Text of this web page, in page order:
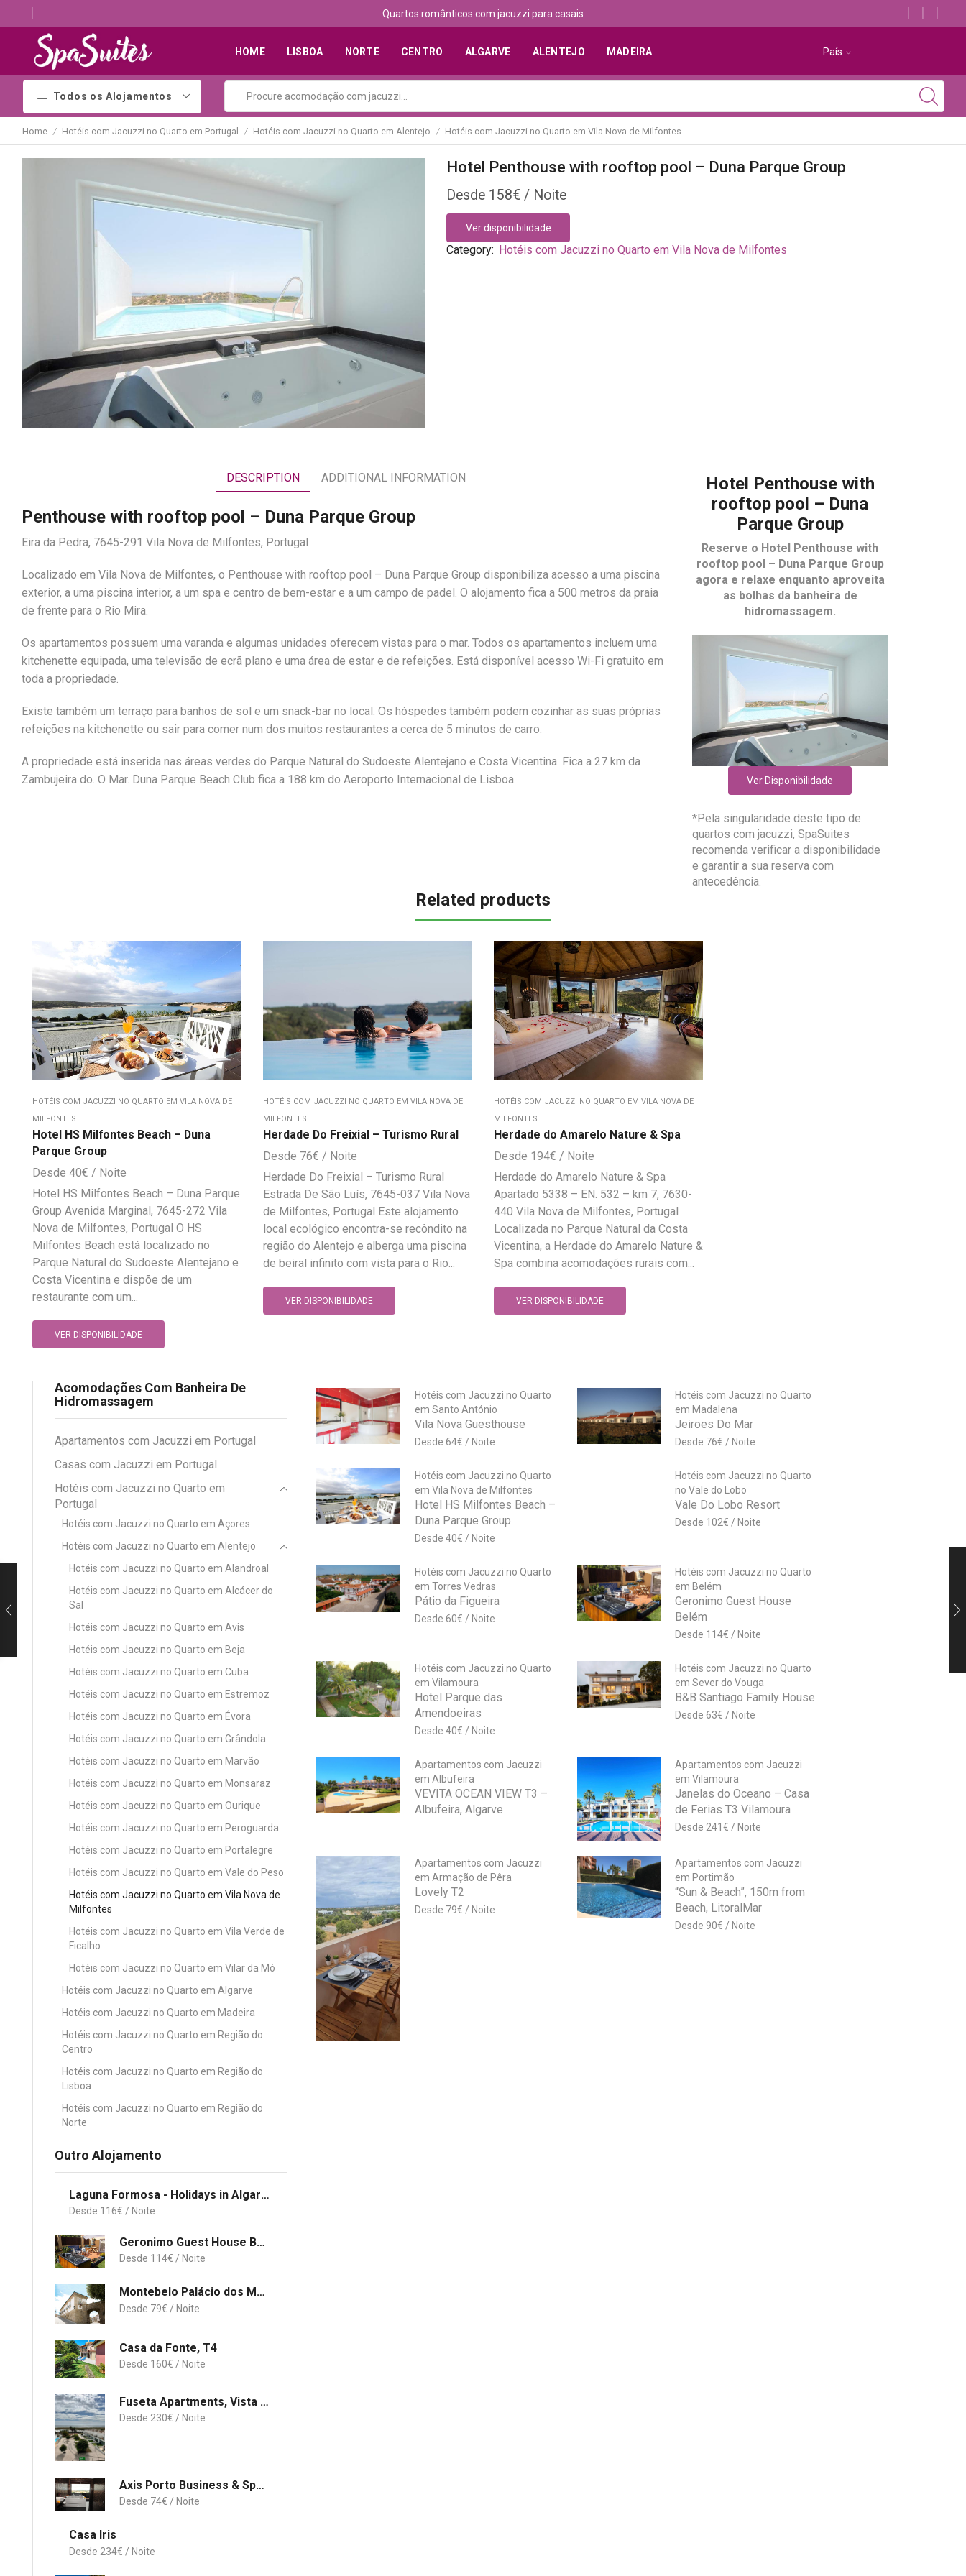
Quartos românticos com jacuzzi para casais
HOME LISBOA NORTE CENTRO ALGARVE ALENTEJO MADEIRA País
Todos os Alojamentos
Home / Hotéis com Jacuzzi no Quarto em Portugal / Hotéis com Jacuzzi no Quarto em Alentejo / Hotéis com Jacuzzi no Quarto em Vila Nova de Milfontes
Hotel Penthouse with rooftop pool – Duna Parque Group
158€
Ver disponibilidade
Category: Hotéis com Jacuzzi no Quarto em Vila Nova de Milfontes
DESCRIPTION ADDITIONAL INFORMATION
Penthouse with rooftop pool – Duna Parque Group
Eira da Pedra, 7645-291 Vila Nova de Milfontes, Portugal
Localizado em Vila Nova de Milfontes, o Penthouse with rooftop pool – Duna Parque Group disponibiliza acesso a uma piscina
exterior, a uma piscina interior, a um spa e centro de bem-estar e a um campo de padel. O alojamento fica a 500 metros da praia
de frente para o Rio Mira.
Os apartamentos possuem uma varanda e algumas unidades oferecem vistas para o mar. Todos os apartamentos incluem uma
kitchenette equipada, uma televisão de ecrã plano e uma área de estar e de refeições. Está disponível acesso Wi-Fi gratuito em
toda a propriedade.
Existe também um terraço para banhos de sol e um snack-bar no local. Os hóspedes também podem cozinhar as suas próprias
refeições na kitchenette ou sair para comer num dos muitos restaurantes a cerca de 5 minutos de carro.
A propriedade está inserida nas áreas verdes do Parque Natural do Sudoeste Alentejano e Costa Vicentina. Fica a 27 km da
Zambujeira do. O Mar. Duna Parque Beach Club fica a 188 km do Aeroporto Internacional de Lisboa.
Hotel Penthouse with
rooftop pool – Duna
Parque Group
Reserve o Hotel Penthouse with
rooftop pool – Duna Parque Group
agora e relaxe enquanto aproveita
as bolhas da banheira de
hidromassagem.
Ver Disponibilidade
*Pela singularidade deste tipo de
quartos com jacuzzi, SpaSuites
recomenda verificar a disponibilidade
e garantir a sua reserva com
antecedência.
Related products
HOTÉIS COM JACUZZI NO QUARTO EM VILA NOVA DE
MILFONTES
Hotel HS Milfontes Beach – Duna
Parque Group
40€
Hotel HS Milfontes Beach – Duna Parque
Group Avenida Marginal, 7645-272 Vila
Nova de Milfontes, Portugal O HS
Milfontes Beach está localizado no
Parque Natural do Sudoeste Alentejano e
Costa Vicentina e dispõe de um
restaurante com um...
VER DISPONIBILIDADE
HOTÉIS COM JACUZZI NO QUARTO EM VILA NOVA DE
MILFONTES
Herdade Do Freixial – Turismo Rural
76€
Herdade Do Freixial – Turismo Rural
Estrada De São Luís, 7645-037 Vila Nova
de Milfontes, Portugal Este alojamento
local ecológico encontra-se recôndito na
região do Alentejo e alberga uma piscina
de beiral infinito com vista para o Rio...
VER DISPONIBILIDADE
HOTÉIS COM JACUZZI NO QUARTO EM VILA NOVA DE
MILFONTES
Herdade do Amarelo Nature & Spa
194€
Herdade do Amarelo Nature & Spa
Apartado 5338 – EN. 532 – km 7, 7630-
440 Vila Nova de Milfontes, Portugal
Localizada no Parque Natural da Costa
Vicentina, a Herdade do Amarelo Nature &
Spa combina acomodações rurais com...
VER DISPONIBILIDADE
Acomodações Com Banheira De
Hidromassagem
Apartamentos com Jacuzzi em Portugal
Casas com Jacuzzi em Portugal
Hotéis com Jacuzzi no Quarto em
Portugal
Hotéis com Jacuzzi no Quarto em Açores
Hotéis com Jacuzzi no Quarto em Alentejo
Hotéis com Jacuzzi no Quarto em Alandroal
Hotéis com Jacuzzi no Quarto em Alcácer do
Sal
Hotéis com Jacuzzi no Quarto em Avis
Hotéis com Jacuzzi no Quarto em Beja
Hotéis com Jacuzzi no Quarto em Cuba
Hotéis com Jacuzzi no Quarto em Estremoz
Hotéis com Jacuzzi no Quarto em Évora
Hotéis com Jacuzzi no Quarto em Grândola
Hotéis com Jacuzzi no Quarto em Marvão
Hotéis com Jacuzzi no Quarto em Monsaraz
Hotéis com Jacuzzi no Quarto em Ourique
Hotéis com Jacuzzi no Quarto em Peroguarda
Hotéis com Jacuzzi no Quarto em Portalegre
Hotéis com Jacuzzi no Quarto em Vale do Peso
Hotéis com Jacuzzi no Quarto em Vila Nova de
Milfontes
Hotéis com Jacuzzi no Quarto em Vila Verde de
Ficalho
Hotéis com Jacuzzi no Quarto em Vilar da Mó
Hotéis com Jacuzzi no Quarto em Algarve
Hotéis com Jacuzzi no Quarto em Madeira
Hotéis com Jacuzzi no Quarto em Região do
Centro
Hotéis com Jacuzzi no Quarto em Região do
Lisboa
Hotéis com Jacuzzi no Quarto em Região do
Norte
Outro Alojamento
Laguna Formosa - Holidays in Algarve
116€
Geronimo Guest House Belém
114€
Montebelo Palácio dos Melos Viseu Historic Hotel
79€
Casa da Fonte, T4
160€
Fuseta Apartments, Vista Mar - Penthouse
230€
Axis Porto Business & Spa Hotel
74€
Casa Iris
234€
Hotéis com Jacuzzi no Quarto
em Santo António
Vila Nova Guesthouse
64€
Hotéis com Jacuzzi no Quarto
em Madalena
Jeiroes Do Mar
76€
Hotéis com Jacuzzi no Quarto
em Vila Nova de Milfontes
Hotel HS Milfontes Beach –
Duna Parque Group
40€
Hotéis com Jacuzzi no Quarto
no Vale do Lobo
Vale Do Lobo Resort
102€
Hotéis com Jacuzzi no Quarto
em Torres Vedras
Pátio da Figueira
60€
Hotéis com Jacuzzi no Quarto
em Belém
Geronimo Guest House
Belém
114€
Hotéis com Jacuzzi no Quarto
em Vilamoura
Hotel Parque das
Amendoeiras
40€
Hotéis com Jacuzzi no Quarto
em Sever do Vouga
B&B Santiago Family House
63€
Apartamentos com Jacuzzi
em Albufeira
VEVITA OCEAN VIEW T3 –
Albufeira, Algarve
Apartamentos com Jacuzzi
em Vilamoura
Janelas do Oceano – Casa
de Ferias T3 Vilamoura
241 €
Apartamentos com Jacuzzi
em Armação de Pêra
Lovely T2
79€
Apartamentos com Jacuzzi
em Portimão
“Sun & Beach”, 150m from
Beach, LitoralMar
90€